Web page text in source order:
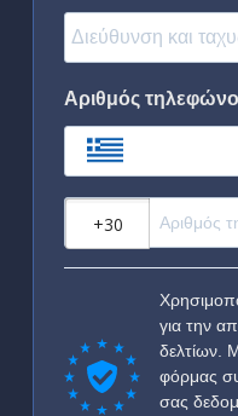
Αριθμός
για την
δελτίων.
φόρμας
σας